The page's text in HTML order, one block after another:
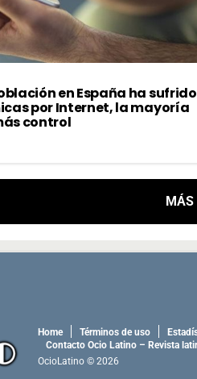
en España ha sufrido
por Internet, la mayoría
control
MÁS
Home Términos de uso
Contacto Ocio Latino – Revista
OcioLatino © 2026